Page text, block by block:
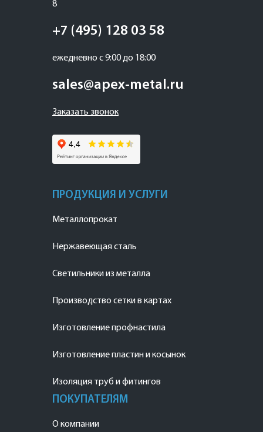
8
+7 (495) 128 03 58
ежедневно с 9:00 до 18:00
sales@apex-metal.ru
Заказать звонок
ПРОДУКЦИЯ И УСЛУГИ
Металлопрокат
Нержавеющая сталь
Светильники из металла
Производство сетки в картах
Изготовление профнастила
Изготовление пластин и косынок
Изоляция труб и фитингов
ПОКУПАТЕЛЯМ
О компании